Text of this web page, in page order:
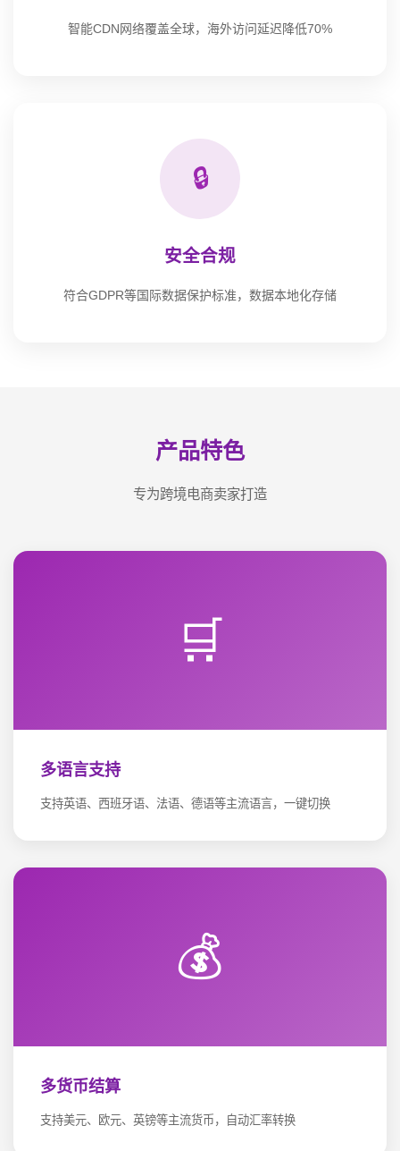
智能CDN网络覆盖全球，海外访问延迟降低70%
🔒
安全合规
符合GDPR等国际数据保护标准，数据本地化存储
产品特色
专为跨境电商卖家打造
🛒
多语言支持
支持英语、西班牙语、法语、德语等主流语言，一键切换
💰
多货币结算
支持美元、欧元、英镑等主流货币，自动汇率转换